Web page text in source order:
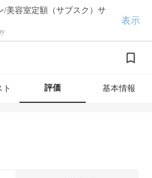
/美容室定額（サブスク）サ
表示
ト 評価 基本情報